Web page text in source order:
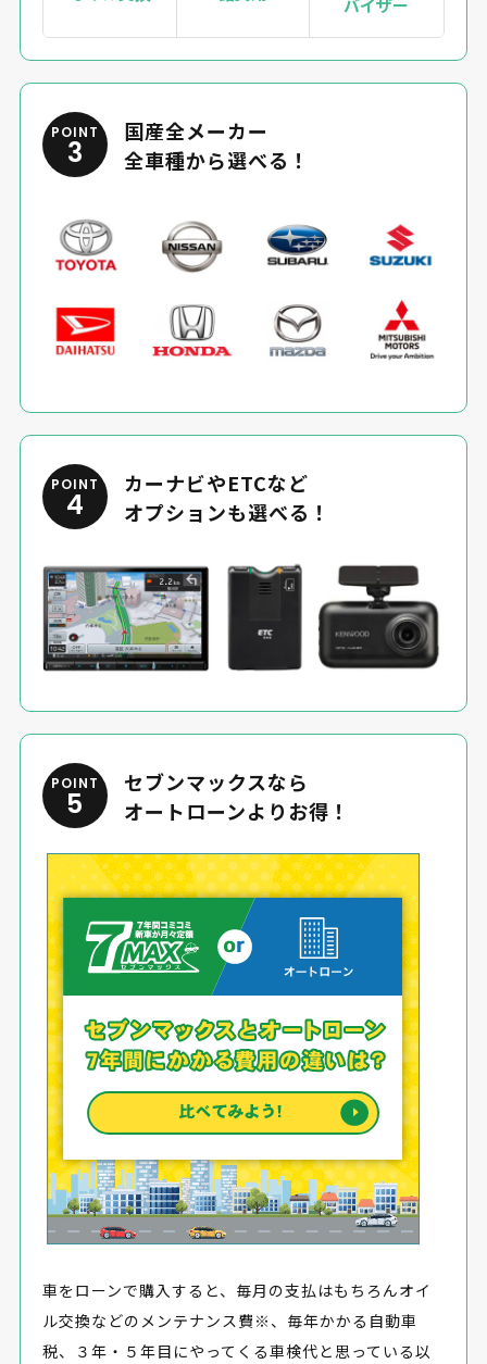
バイザー
POINT
3
国産全メーカー
全車種から選べる！
POINT
4
カーナビやETCなど
オプションも選べる！
POINT
5
セブンマックスなら
オートローンよりお得！
車をローンで購入すると、毎月の支払はもちろんオイ
ル交換などのメンテナンス費※、毎年かかる自動車
税、３年・５年目にやってくる車検代と思っている以